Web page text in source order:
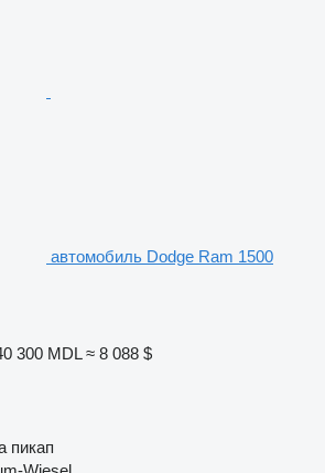
автомобиль Dodge Ram 1500
300 MDL ≈ 8 088 $
пикап